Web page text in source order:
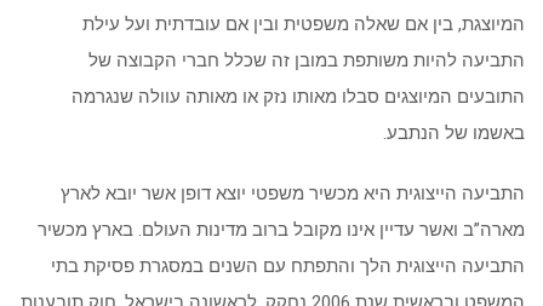
המיוצגת, בין אם שאלה משפטית ובין אם עובדתית ועל עילת
התביעה להיות משותפת במובן זה שכלל חברי הקבוצה של
התובעים המיוצגים סבלו מאותו נזק או מאותה עוולה שנגרמה
באשמו של הנתבע.
התביעה הייצוגית היא מכשיר משפטי יוצא דופן אשר יובא לארץ
מארה”ב ואשר עדיין אינו מקובל ברוב מדינות העולם. בארץ מכשיר
התביעה הייצוגית הלך והתפתח עם השנים במסגרת פסיקת בתי